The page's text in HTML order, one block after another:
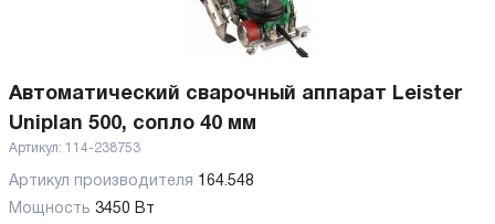
Автоматический сварочный аппарат Leister
Uniplan 500, сопло 40 мм
Артикул: 114-238753
Артикул производителя 164.548
Мощность 3450 Вт